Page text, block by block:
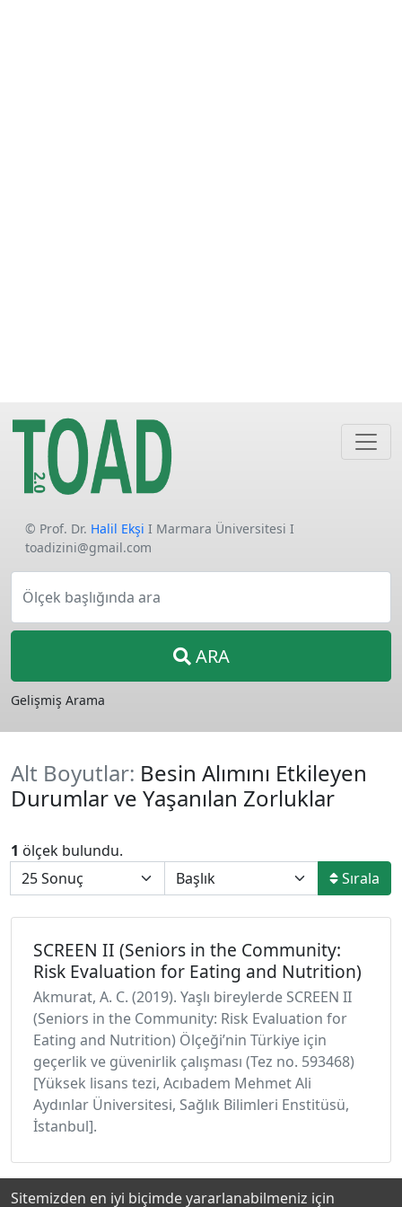
© Prof. Dr. Halil Ekşi I Marmara Üniversitesi I
toadizini@gmail.com
Ölçek başlığında ara
ARA
Gelişmiş Arama
Alt Boyutlar: Besin Alımını Etkileyen
Durumlar ve Yaşanılan Zorluklar
1 ölçek bulundu.
Sırala
SCREEN II (Seniors in the Community:
Risk Evaluation for Eating and Nutrition)
Akmurat, A. C. (2019). Yaşlı bireylerde SCREEN II
(Seniors in the Community: Risk Evaluation for
Eating and Nutrition) Ölçeği’nin Türkiye için
geçerlik ve güvenirlik çalışması (Tez no. 593468)
[Yüksek lisans tezi, Acıbadem Mehmet Ali
Aydınlar Üniversitesi, Sağlık Bilimleri Enstitüsü,
İstanbul].
Sitemizden en iyi biçimde yararlanabilmeniz için